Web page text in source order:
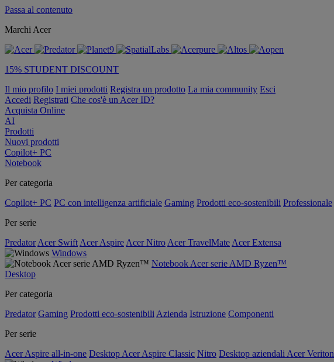
Passa al contenuto
Marchi Acer
15% STUDENT DISCOUNT
Il mio profilo I miei prodotti Registra un prodotto La mia community Esci
Accedi Registrati Che cos'è un Acer ID?
Acquista Online
AI
Prodotti
Nuovi prodotti
Copilot+ PC
Notebook
Per categoria
Copilot+ PC PC con intelligenza artificiale Gaming Prodotti eco-sostenibili Professionale
Per serie
Predator Acer Swift Acer Aspire Acer Nitro Acer TravelMate Acer Extensa
Windows
Notebook Acer serie AMD Ryzen™
Desktop
Per categoria
Predator Gaming Prodotti eco-sostenibili Azienda Istruzione Componenti
Per serie
Acer Aspire all-in-one Desktop Acer Aspire Classic Nitro Desktop aziendali Acer Veriton